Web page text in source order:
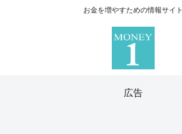
お金を増やすための情報サイト
広告